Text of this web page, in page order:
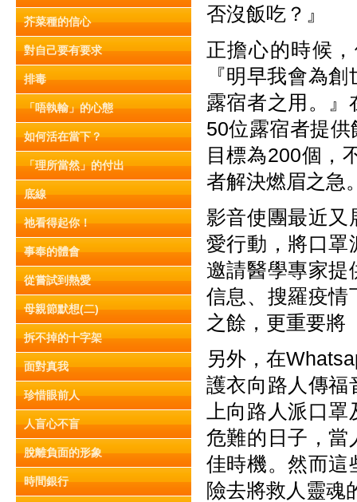
芥菜種的信心
對自己要有要求
排毒
「唔執輸」的心態
如何活在當下？
「理所當然」的付出
底線
祂看得起你！
事奉的體會
從嘗試到熱愛
母親節默想(二)
拆不掉的十字架
面對真我
珍惜眼前人
人盲心不盲
脫離負面的形象
時間銀行
否沒飯吃？』
正擔心的時候
『明早我會為
露宿者之用。
50位露宿者提
目標為200個，
者解決燃眉之急
影音使團最近又
愛行動，將口罩
邀請醫學專家提
信息、搜羅疫情
之餘，更重要將
另外，在
護衣向路人傳福
上向路人派口
危難的日子，當
佳時機。然而這
險去將救人靈魂